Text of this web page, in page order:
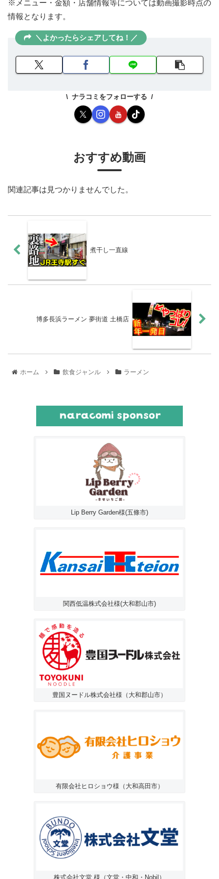
※メニュー・金額・店舗情報等については動画撮影時点の
情報となります。
＼よかったらシェアしてね！／
ナラコミをフォローする
おすすめ動画
関連記事は見つかりませんでした。
煮干し一直線
博多長浜ラーメン 夢街道 土橋店
ホーム 飲食ジャンル ラーメン
Lip Berry Garden様(五條市)
関西低温株式会社様(大和郡山市)
豊国ヌードル株式会社様（大和郡山市）
有限会社ヒロショウ様（大和高田市）
株式会社文堂 様（文堂・中和・Nobil）